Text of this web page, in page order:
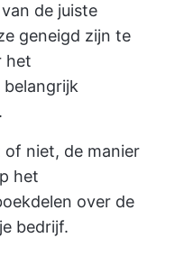
de juiste
geneigd zijn te
het
of niet, de manier
het
over de
bedrijf.